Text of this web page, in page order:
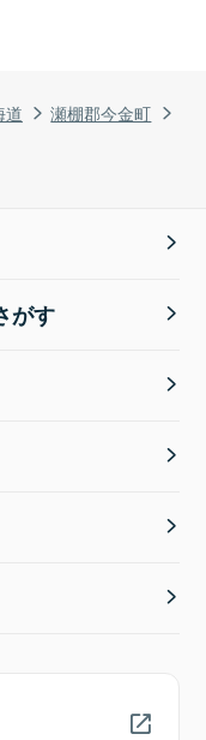
道
瀬棚郡今金町
がす